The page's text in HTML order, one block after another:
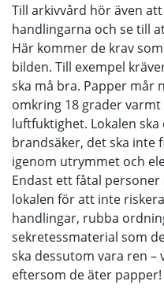
Till arkivvård hör även
handlingarna och se till
Här kommer de krav
bilden. Till exempel
ska må bra. Papper mår
omkring 18 grader
luftfuktighet. Lokalen
brandsäker, det ska inte
igenom utrymmet och
Endast ett fåtal
lokalen för att inte
handlingar, rubba
sekretessmaterial som
ska dessutom vara ren
eftersom de äter papper!